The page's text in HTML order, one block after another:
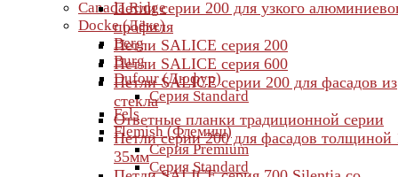
Canada Ridge
Docke (Дёке)
Berg
Burg
Dufour (Дюфур)
Серия Standard
Fels
Flemish (Флемиш)
Серия Premium
Серия Standard
Петли серии 200 для узкого
профиля
Петли SALICE серия 200
Петли SALICE серия 600
Петли SALICE серии 200 для фасадов из
стекла
Ответные планки традиционной серии
Петли серии 200 для фасадов толщиной
35мм